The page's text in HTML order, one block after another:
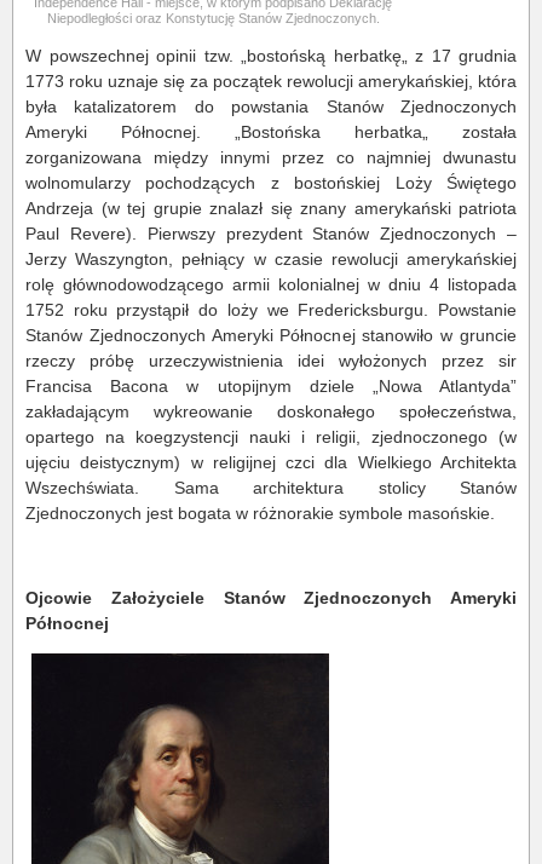
Niepodległości oraz Konstytucję Stanów Zjednoczonych.
W powszechnej opinii tzw. „bostońską herbatkę„ z 17 grudnia
1773 roku uznaje się za początek rewolucji amerykańskiej, która
była katalizatorem do powstania Stanów Zjednoczonych
Ameryki Północnej. „Bostońska herbatka„ została
zorganizowana między innymi przez co najmniej dwunastu
wolnomularzy pochodzących z bostońskiej Loży Świętego
Andrzeja (w tej grupie znalazł się znany amerykański patriota
Paul Revere). Pierwszy prezydent Stanów Zjednoczonych –
Jerzy Waszyngton, pełniący w czasie rewolucji amerykańskiej
rolę głównodowodzącego armii kolonialnej w dniu 4 listopada
1752 roku przystąpił do loży we Fredericksburgu. Powstanie
Stanów Zjednoczonych Ameryki Północnej stanowiło w gruncie
rzeczy próbę urzeczywistnienia idei wyłożonych przez sir
Francisa Bacona w utopijnym dziele „Nowa Atlantyda”
zakładającym wykreowanie doskonałego społeczeństwa,
opartego na koegzystencji nauki i religii, zjednoczonego (w
ujęciu deistycznym) w religijnej czci dla Wielkiego Architekta
Wszechświata. Sama architektura stolicy Stanów
Zjednoczonych jest bogata w różnorakie symbole masońskie.
Ojcowie Założyciele Stanów Zjednoczonych Ameryki
Północnej